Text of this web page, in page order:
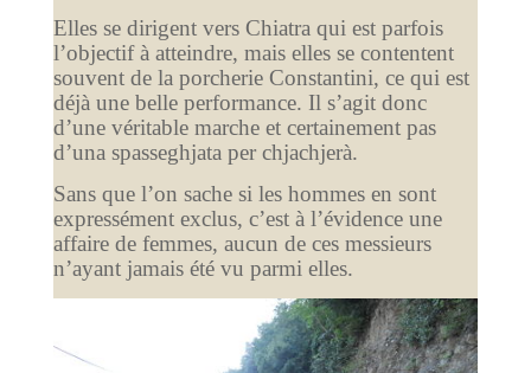
Elles se dirigent vers Chiatra qui est parfois
l’objectif à atteindre, mais elles se contentent
souvent de la porcherie Constantini, ce qui est
déjà une belle performance. Il s’agit donc
d’une véritable marche et certainement pas
d’una spasseghjata per chjachjerà.
Sans que l’on sache si les hommes en sont
expressément exclus, c’est à l’évidence une
affaire de femmes, aucun de ces messieurs
n’ayant jamais été vu parmi elles.